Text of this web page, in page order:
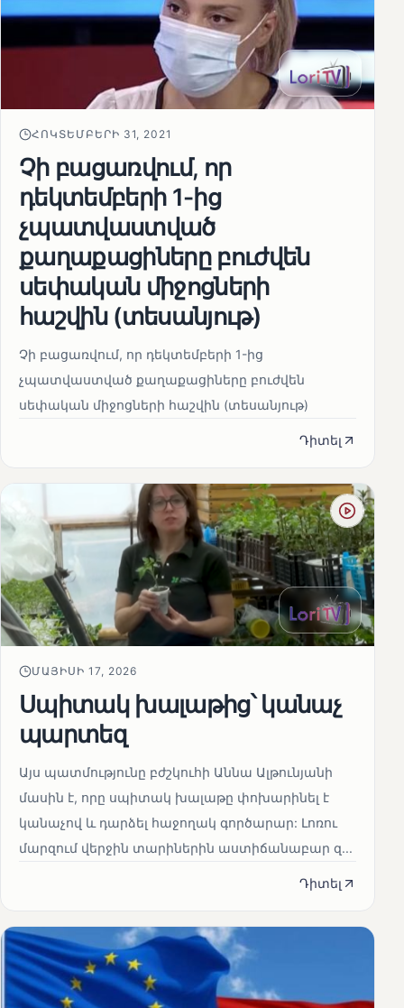
ՀՈԿՏԵՄԲԵՐԻ 31, 2021
Չի բացառվում, որ
դեկտեմբերի 1-ից
չպատվաստված
քաղաքացիները բուժվեն
սեփական միջոցների
հաշվին (տեսանյութ)
Չի բացառվում, որ դեկտեմբերի 1-ից
չպատվաստված քաղաքացիները բուժվեն
սեփական միջոցների հաշվին (տեսանյութ)
Դիտել
ՄԱՅԻՍԻ 17, 2026
Սպիտակ խալաթից՝ կանաչ
պարտեզ
Այս պատմությունը բժշկուհի Աննա Ալթունյանի
մասին է, որը սպիտակ խալաթը փոխարինել է
կանաչով և դարձել հաջողակ գործարար: Լոռու
մարզում վերջին տարիներին աստիճանաբար զ...
Դիտել